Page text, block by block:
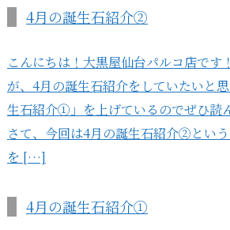
4月の誕生石紹介②
こんにちは！大黒屋仙台パルコ店です
が、4月の誕生石紹介をしていたいと
生石紹介①」を上げているのでぜひ読
さて、今回は4月の誕生石紹介②とい
を […]
4月の誕生石紹介①